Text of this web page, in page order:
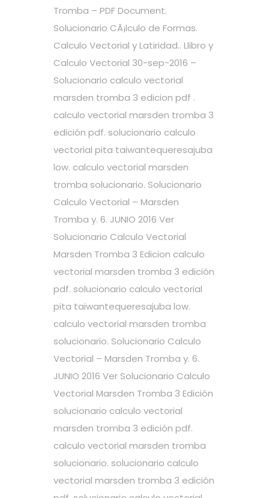
Tromba – PDF Document.
Solucionario CÃ¡lculo de Formas.
Calculo Vectorial y Latiridad.. Llibro y
Calculo Vectorial 30-sep-2016 –
Solucionario calculo vectorial
marsden tromba 3 edicion pdf .
calculo vectorial marsden tromba 3
edición pdf. solucionario calculo
vectorial pita taiwantequeresajuba
low. calculo vectorial marsden
tromba solucionario. Solucionario
Calculo Vectorial – Marsden
Tromba y. 6. JUNIO 2016 Ver
Solucionario Calculo Vectorial
Marsden Tromba 3 Edicion calculo
vectorial marsden tromba 3 edición
pdf. solucionario calculo vectorial
pita taiwantequeresajuba low.
calculo vectorial marsden tromba
solucionario. Solucionario Calculo
Vectorial – Marsden Tromba y. 6.
JUNIO 2016 Ver Solucionario Calculo
Vectorial Marsden Tromba 3 Edición
solucionario calculo vectorial
marsden tromba 3 edición pdf.
calculo vectorial marsden tromba
solucionario. solucionario calculo
vectorial marsden tromba 3 edición